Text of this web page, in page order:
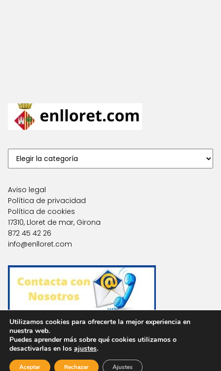
Aviso legal
Política de privacidad
Política de cookies
17310, Lloret de mar, Girona
872 45 42 26
info@enlloret.com
Agencias en Otras Localidades
Utilizamos cookies para ofrecerte la mejor experiencia en
nuestra web.
Puedes aprender más sobre qué cookies utilizamos o
desactivarlas en los ajustes.
Aceptar Rechazar Ajustes